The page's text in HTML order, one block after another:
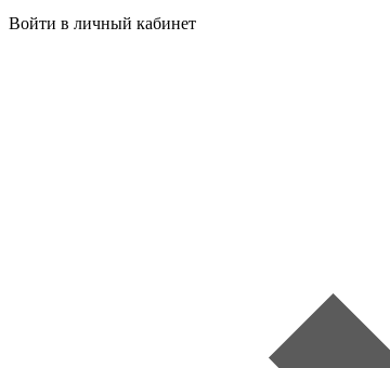
Войти в личный кабинет